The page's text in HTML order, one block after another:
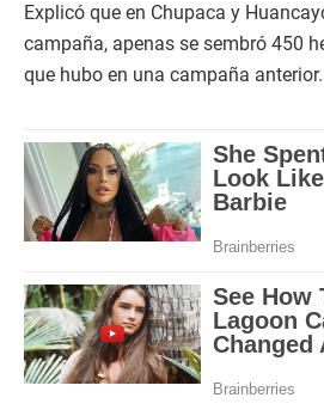
Explicó que en Chupaca y
campaña, apenas se sembró 450
que hubo en una campaña anterior.